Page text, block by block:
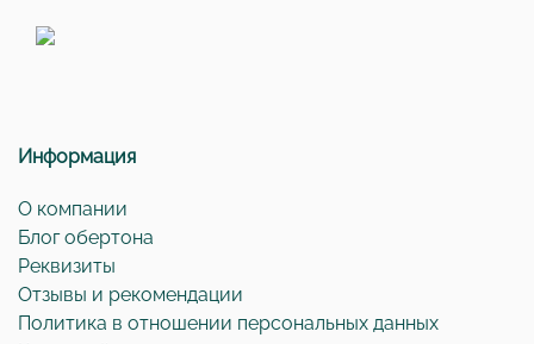
Информация
О компании
Блог обертона
Реквизиты
Отзывы и рекомендации
Политика в отношении персональных данных